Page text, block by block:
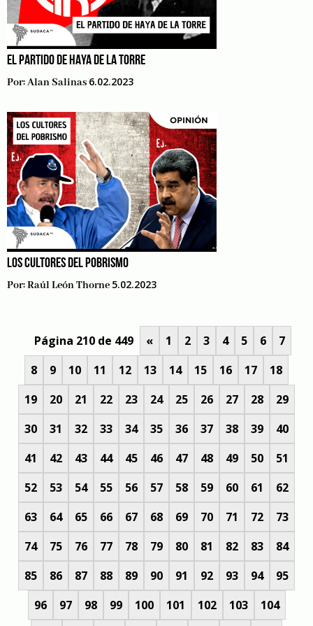
EL PARTIDO DE HAYA DE LA TORRE
Por:Alan Salinas 6.02.2023
LOS CULTORES DEL POBRISMO
Por:Raúl León Thorne 5.02.2023
Página 210 de 449 « 1 2 3 4 5 6
7
8
9 10 11 12 13 14 15 16 17
18
19
20 21 22 23 24 25 26 27 28
29
30
31 32 33 34 35 36 37 38 39
40
41
42 43 44 45 46 47 48 49 50
51
52
53 54 55 56 57 58 59 60 61
62
63
64 65 66 67 68 69 70 71 72
73
74
75 76 77 78 79 80 81 82 83
84
85
86 87 88 89 90 91 92 93 94
95
96
97 98 99 100 101 102 103
104